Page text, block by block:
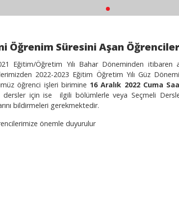
Öğrenim Süresini Aşan
Eğitim/Öğretim Yılı Bahar Döneminden
2022-2023 Eğitim Öğretim Yılı Güz
öğrenci işleri birimine 16 Aralık 2022 Cuma
dersler için ise ilgili bölümlerle veya Seçmeli
bildirmeleri gerekmektedir.
önemle duyurulur